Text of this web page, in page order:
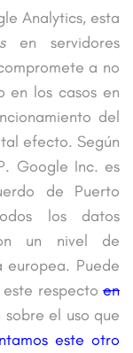
Analytics, esta
en servidores
a no
en los casos en
del
efecto. Según
Google Inc. es
de Puerto
los datos
un nivel de
Puede
respecto en
el uso que
este otro